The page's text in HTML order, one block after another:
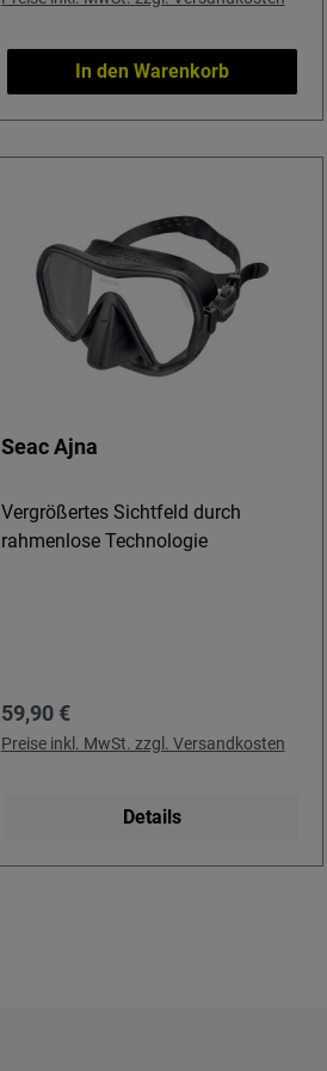
In den Warenkorb
Seac Ajna
Vergrößertes Sichtfeld durch
rahmenlose Technologie
Regulärer Preis:
59,90 €
Preise inkl. MwSt. zzgl. Versandkosten
Details